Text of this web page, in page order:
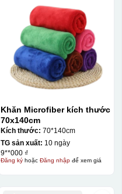
Khăn Microfiber kích thước
70x140cm
Kích thước: 70*140cm
TG sản xuất: 10 ngày
9**000 ₫
Đăng kýhoặc Đăng nhậpđể xem giá